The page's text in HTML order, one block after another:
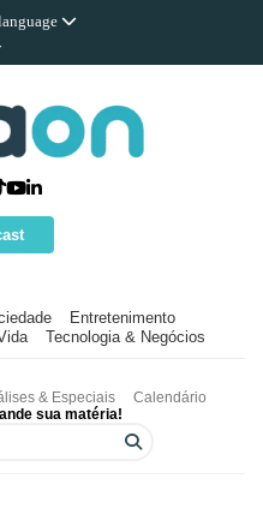
Entretenimento
Tecnologia & Negócios
& Especiais
Calendário
sua matéria!